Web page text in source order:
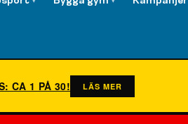
CA 1 PÅ 30! LÄS MER